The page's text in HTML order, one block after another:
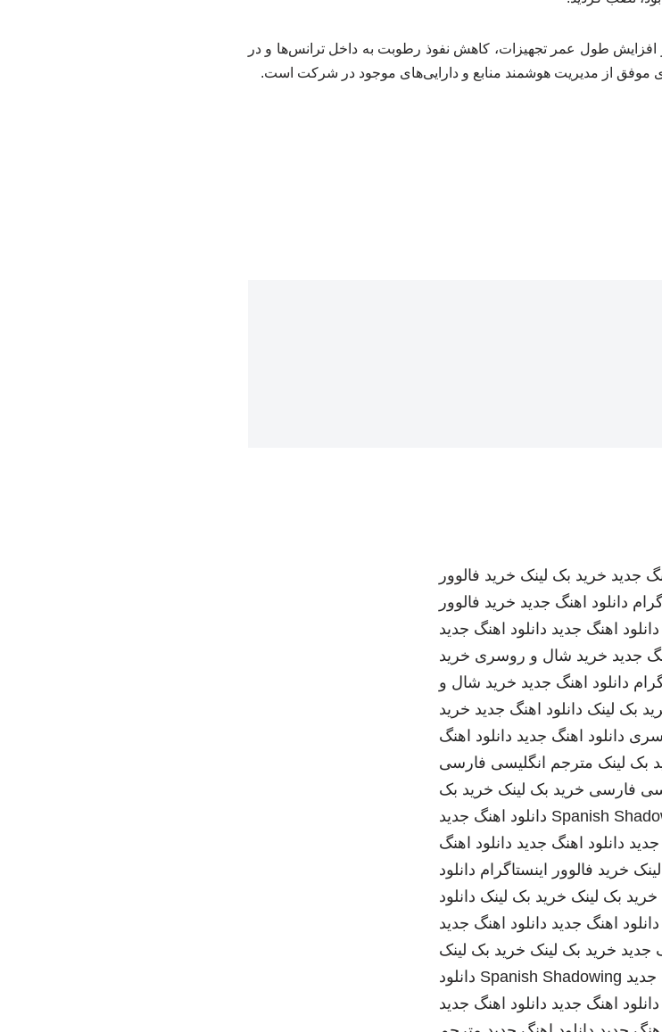
افزایش طول عمر تجهیزات، کاهش نفوذ رطوبت به داخل ترانس‌ها و در
موفق از مدیریت هوشمند منابع و دارایی‌های موجود در شرکت است.
جدید خرید بک لینک خرید فالوور
دانلود اهنگ جدید خرید فالوور
دانلود اهنگ جدید دانلود اهنگ جدید
جدید خرید شال و روسری خرید
دانلود اهنگ جدید خرید شال و
بک لینک دانلود اهنگ جدید خرید
دانلود اهنگ جدید دانلود اهنگ
بک لینک مترجم انگلیسی فارسی
فارسی خرید بک لینک خرید بک
Spanish دانلود اهنگ جدید
جدید دانلود اهنگ جدید دانلود اهنگ
خرید فالوور اینستاگرام دانلود
خرید بک لینک خرید بک لینک دانلود
دانلود اهنگ جدید دانلود اهنگ جدید
جدید خرید بک لینک خرید بک لینک
جدید Spanish Shadowing دانلود
دانلود اهنگ جدید دانلود اهنگ جدید